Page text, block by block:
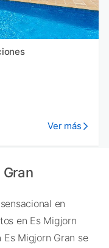
Ver más
en
en Es Migjorn
Migjorn Gran se